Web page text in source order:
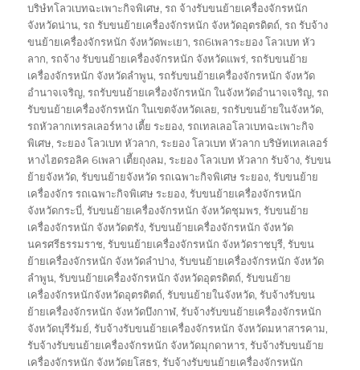
บริษํทโลวเบทฉะเพาะกิจพิเศษ,รถ จ้างรับขนย้ายเครื่องจักรหนัก
จังหวัดน่าน,รถ รับขนย้ายเครื่องจักรหนัก จังหวัดอุตรดิตถ์,รถ รับจ้าง
ขนย้ายเครื่องจักรหนัก จังหวัดพะเยา,รถ6เพลาระยอง โลวเบท หัว
ลาก,รถจ้าง รับขนย้ายเครื่องจักรหนัก จังหวัดแพร่,รถรับขนย้าย
เครื่องจักรหนัก จังหวัดลำพูน,รถรับขนย้ายเครื่องจักรหนัก จังหวัด
อำนาจเจริญ,รถรับขนย้ายเครื่องจักรหนัก ในจังหวัดอำนาจเจริญ,รถ
รับขนย้ายเครื่องจักรหนัก ในเขตจังหวัดเลย,รถรับขนย้ายในจังหวัด,
รถหัวลากเทรลเลอร์หาง เตี้ย ระยอง,รถเทลเลอโลวเบทฉะเพาะกิจ
พิเศษ,ระยอง โลวเบท หัวลาก,ระยอง โลวเบท หัวลาก บริษัทเทลเลอร์
หางไฮดรอลิค 6เพลา เตี้ยถุงลม,ระยอง โลวเบท หัวลาก รับจ้าง,รับขน
ย้ายจังหวัด,รับขนย้ายจังหวัด รถเฉพาะกิจพิเศษ ระยอง,รับขนย้าย
เครื่องจักร รถเฉพาะกิจพิเศษ ระยอง,รับขนย้ายเครื่องจักรหนัก
จังหวัดกระบี่,รับขนย้ายเครื่องจักรหนัก จังหวัดชุมพร,รับขนย้าย
เครื่องจักรหนัก จังหวัดตรัง,รับขนย้ายเครื่องจักรหนัก จังหวัด
นครศรีธรรมราช,รับขนย้ายเครื่องจักรหนัก จังหวัดราชบุรี,รับขน
ย้ายเครื่องจักรหนัก จังหวัดลำปาง,รับขนย้ายเครื่องจักรหนัก จังหวัด
ลำพูน,รับขนย้ายเครื่องจักรหนัก จังหวัดอุตรดิตถ์,รับขนย้าย
เครื่องจักรหนักจังหวัดอุตรดิตถ์,รับขนย้ายในจังหวัด,รับจ้างรับขน
ย้ายเครื่องจักรหนัก จังหวัดบึงกาฬ,รับจ้างรับขนย้ายเครื่องจักรหนัก
จังหวัดบุรีรัมย์,รับจ้างรับขนย้ายเครื่องจักรหนัก จังหวัดมหาสารคาม,
รับจ้างรับขนย้ายเครื่องจักรหนัก จังหวัดมุกดาหาร,รับจ้างรับขนย้าย
เครื่องจักรหนัก จังหวัดยโสธร,รับจ้างรับขนย้ายเครื่องจักรหนัก